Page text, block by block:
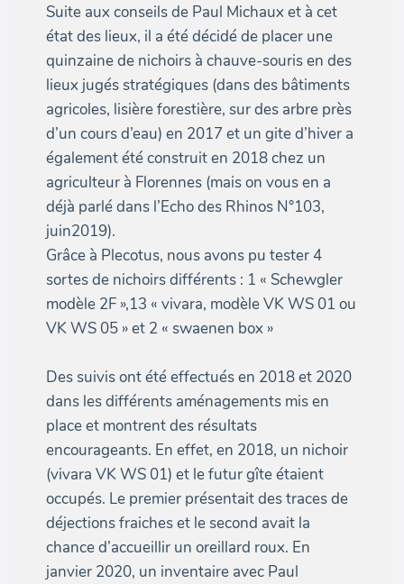
Suite aux conseils de Paul Michaux et à cet
état des lieux, il a été décidé de placer une
quinzaine de nichoirs à chauve-souris en des
lieux jugés stratégiques (dans des bâtiments
agricoles, lisière forestière, sur des arbre près
d’un cours d’eau) en 2017 et un gite d’hiver a
également été construit en 2018 chez un
agriculteur à Florennes (mais on vous en a
déjà parlé dans l’Echo des Rhinos N°103,
juin2019).
Grâce à Plecotus, nous avons pu tester 4
sortes de nichoirs différents : 1 « Schewgler
modèle 2F »,13 « vivara, modèle VK WS 01 ou
VK WS 05 » et 2 « swaenen box »
Des suivis ont été effectués en 2018 et 2020
dans les différents aménagements mis en
place et montrent des résultats
encourageants. En effet, en 2018, un nichoir
(vivara VK WS 01) et le futur gîte étaient
occupés. Le premier présentait des traces de
déjections fraiches et le second avait la
chance d’accueillir un oreillard roux. En
janvier 2020, un inventaire avec Paul